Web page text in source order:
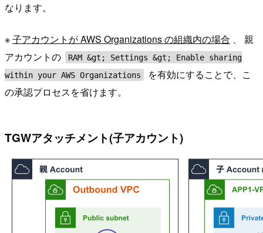
なります。
※子アカウントが AWS Organizations の組織内の場合 、 親
アカウントの
RAM &gt; Settings &gt; Enable sharing
within your AWS Organizations
を有効にすることで、こ
の承認プロセスを省けます。
TGWアタッチメント(子アカウント)